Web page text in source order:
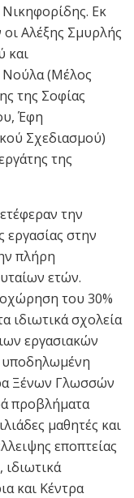
Εκ
Αλέξης Σμυρλής
και
Νούλα (Μέλος
της Σοφίας
Έφη
Σχεδιασμού)
της
την
στην
πλήρη
ετών.
του 30%
ιδιωτικά σχολεία
εργασιακών
υποδηλωμένη
Ξένων Γλωσσών
προβλήματα
μαθητές και
εποπτείας
και Κέντρα